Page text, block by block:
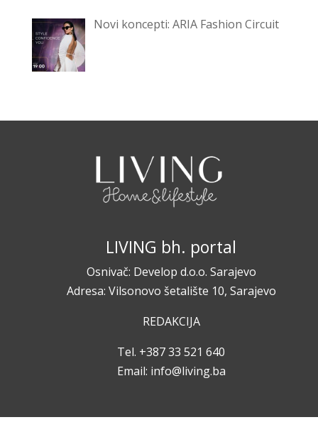
Novi koncepti: ARIA Fashion Circuit
LIVING bh. portal
Osnivač: Develop d.o.o. Sarajevo
Adresa: Vilsonovo šetalište 10, Sarajevo
REDAKCIJA
Tel. +387 33 521 640
Email: info@living.ba